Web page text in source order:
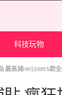
科技玩物
最高減HK$3000 5